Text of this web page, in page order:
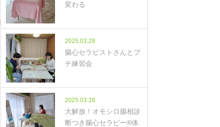
変わる
2025.03.28
腸心セラピストさんとプ
チ練習会
2025.03.26
大解放！オモシロ腸相診
断つき腸心セラピー®体